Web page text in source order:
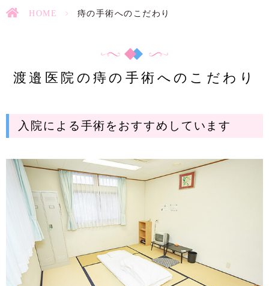
HOME > 痔の手術へのこだわり
渡邉医院の痔の手術へのこだわり
入院による手術をおすすめしています